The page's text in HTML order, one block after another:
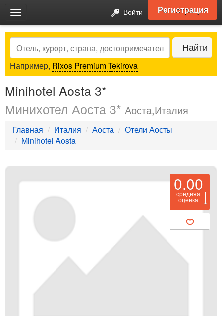
Toggle
navigation
Войти Регистрация
Search Найти
Например, Rixos Premium Tekirova
Minihotel Aosta 3*
Минихотел Аоста 3* Аоста,Италия
Главная Италия Аоста
Отели Аосты
Minihotel Aosta
0.00
средняя
оценка